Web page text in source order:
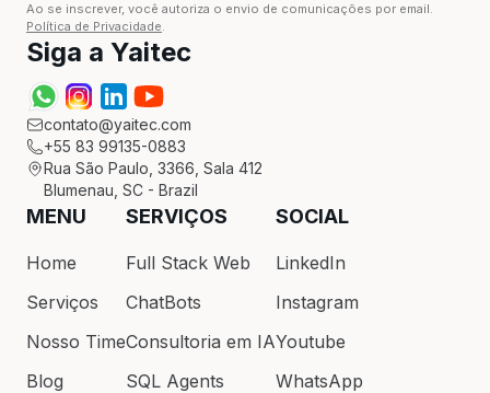
Ao se inscrever, você autoriza o envio de comunicações por email.
Política de Privacidade.
Siga a Yaitec
contato@yaitec.com
+55 83 99135-0883
Rua São Paulo, 3366, Sala 412
Blumenau, SC - Brazil
MENU
Home
Serviços
Nosso Time
Blog
SERVIÇOS
Full Stack Web
ChatBots
Consultoria em IA
SQL Agents
SOCIAL
LinkedIn
Instagram
Youtube
WhatsApp